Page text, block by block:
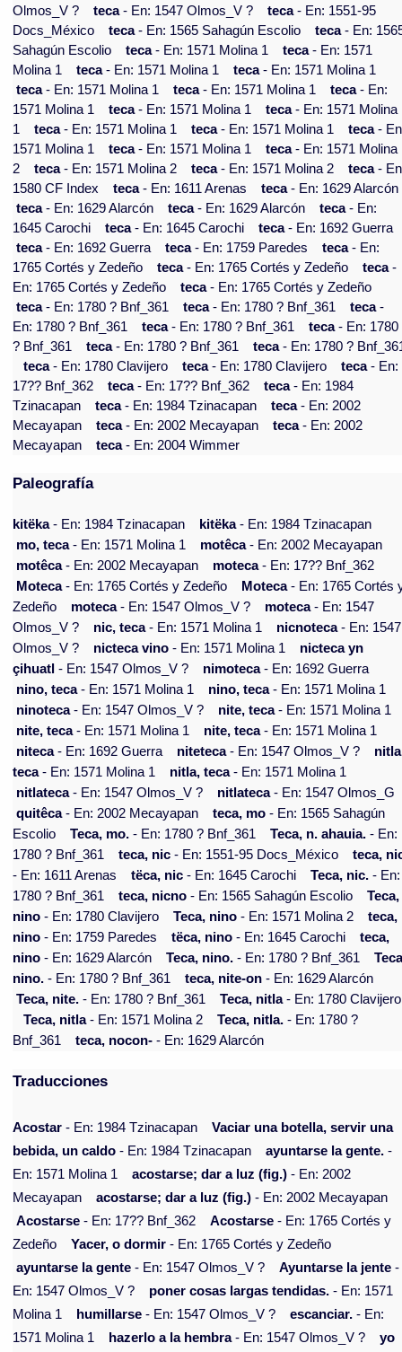
Olmos_V ?
teca- En: 1547 Olmos_V ? teca- En: 1551-95
Docs_México
teca- En: 1565 Sahagún Escolio teca- En:
Sahagún Escolio
teca- En: 1571 Molina 1 teca- En: 1571
Molina 1
teca- En: 1571 Molina 1 teca- En: 1571 Molina 1
teca- En: 1571 Molina 1 teca- En: 1571 Molina 1 teca- En:
1571 Molina 1
teca- En: 1571 Molina 1 teca- En: 1571 Molina
1
teca- En: 1571 Molina 1 teca- En: 1571 Molina 1 teca-
1571 Molina 1
teca- En: 1571 Molina 1 teca- En: 1571 Molina
2
teca- En: 1571 Molina 2 teca- En: 1571 Molina 2 teca-
1580 CF Index
teca- En: 1611 Arenas teca- En: 1629 Alarcón
teca- En: 1629 Alarcón teca- En: 1629 Alarcón teca- En:
1645 Carochi
teca- En: 1645 Carochi teca- En: 1692 Guerra
teca- En: 1692 Guerra teca- En: 1759 Paredes teca- En:
1765 Cortés y Zedeño
teca- En: 1765 Cortés y Zedeño teca-
En: 1765 Cortés y Zedeño
teca- En: 1765 Cortés y Zedeño
teca- En: 1780 ? Bnf_361 teca- En: 1780 ? Bnf_361 teca-
En: 1780 ? Bnf_361
teca- En: 1780 ? Bnf_361 teca- En: 1780
? Bnf_361
teca- En: 1780 ? Bnf_361 teca- En: 1780 ?
teca- En: 1780 Clavijero teca- En: 1780 Clavijero teca- En:
17?? Bnf_362
teca- En: 17?? Bnf_362 teca- En: 1984
Tzinacapan
teca- En: 1984 Tzinacapan teca- En: 2002
Mecayapan
teca- En: 2002 Mecayapan teca- En: 2002
Mecayapan
teca- En: 2004 Wimmer
Paleografía
kitëka- En: 1984 Tzinacapan kitëka- En: 1984 Tzinacapan
mo, teca- En: 1571 Molina 1 motêca- En: 2002 Mecayapan
motêca- En: 2002 Mecayapan moteca- En: 17?? Bnf_362
Moteca- En: 1765 Cortés y Zedeño Moteca- En: 1765 Cortés
Zedeño
moteca- En: 1547 Olmos_V ? moteca- En: 1547
Olmos_V ?
nic, teca- En: 1571 Molina 1 nicnoteca- En: 1547
Olmos_V ?
nicteca vino - En: 1571 Molina 1
nicteca yn
çihuatl - En: 1547 Olmos_V ? nimoteca- En: 1692 Guerra
nino, teca- En: 1571 Molina 1 nino, teca- En: 1571 Molina 1
ninoteca- En: 1547 Olmos_V ? nite, teca- En: 1571 Molina 1
nite, teca- En: 1571 Molina 1 nite, teca- En: 1571 Molina 1
niteca- En: 1692 Guerra niteteca- En: 1547 Olmos_V ?
teca- En: 1571 Molina 1 nitla, teca- En: 1571 Molina 1
nitlateca- En: 1547 Olmos_V ? nitlateca- En: 1547 Olmos_G
quitêca- En: 2002 Mecayapan teca, mo - En: 1565 Sahagún
Escolio
Teca, mo. - En: 1780 ? Bnf_361 Teca, n. ahauia. - En:
1780 ? Bnf_361
teca, nic - En: 1551-95 Docs_México
teca,
- En: 1611 Arenas
tëca, nic - En: 1645 Carochi Teca, nic. - En:
1780 ? Bnf_361
teca, nicno - En: 1565 Sahagún Escolio
Teca,
nino - En: 1780 Clavijero Teca, nino - En: 1571 Molina 2
teca,
nino - En: 1759 Paredes tëca, nino - En: 1645 Carochi
teca,
nino - En: 1629 Alarcón Teca, nino. - En: 1780 ? Bnf_361
nino. - En: 1780 ? Bnf_361 teca, nite-on - En: 1629 Alarcón
Teca, nite. - En: 1780 ? Bnf_361 Teca, nitla- En: 1780 Clavijero
Teca, nitla- En: 1571 Molina 2 Teca, nitla. - En: 1780 ?
Bnf_361
teca, nocon- - En: 1629 Alarcón
Traducciones
Acostar - En: 1984 Tzinacapan
Vaciar una botella, servir una
bebida, un caldo - En: 1984 Tzinacapan ayuntarse la gente. -
En: 1571 Molina 1
acostarse; dar a luz (fig.) - En: 2002
Mecayapan
acostarse; dar a luz (fig.) - En: 2002 Mecayapan
Acostarse - En: 17?? Bnf_362 Acostarse - En: 1765 Cortés y
Zedeño
Yacer, o dormir - En: 1765 Cortés y Zedeño
ayuntarse la gente - En: 1547 Olmos_V ? Ayuntarse la jente -
En: 1547 Olmos_V ?
poner cosas largas tendidas. - En: 1571
Molina 1
humillarse - En: 1547 Olmos_V ? escanciar. - En:
1571 Molina 1
hazerlo a la hembra- En: 1547 Olmos_V ? yo